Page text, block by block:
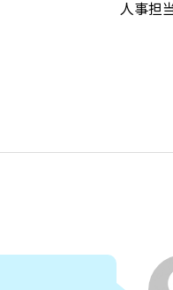
人事担